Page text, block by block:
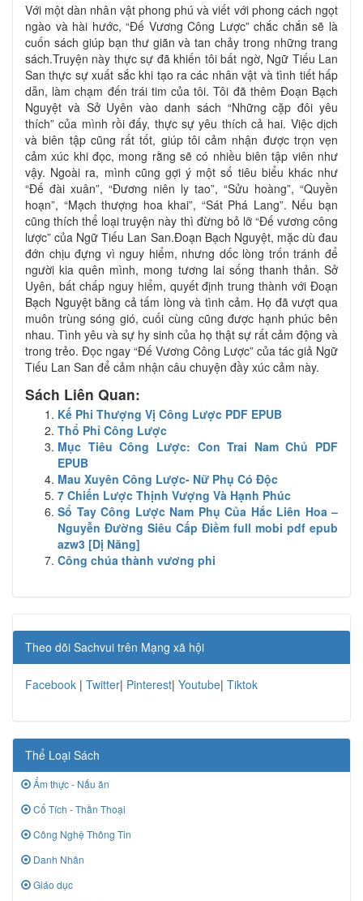
Với một dàn nhân vật phong phú và viết với phong cách ngọt
ngào và hài hước, “Đế Vương Công Lược” chắc chắn sẽ là
cuốn sách giúp bạn thư giãn và tan chảy trong những trang
sách.Truyện này thực sự đã khiến tôi bất ngờ, Ngữ Tiếu Lan
San thực sự xuất sắc khi tạo ra các nhân vật và tình tiết hấp
dẫn, làm chạm đến trái tim của tôi. Tôi đã thêm Đoạn Bạch
Nguyệt và Sở Uyên vào danh sách “Những cặp đôi yêu
thích” của mình rồi đấy, thực sự yêu thích cả hai. Việc dịch
và biên tập cũng rất tốt, giúp tôi cảm nhận được trọn vẹn
cảm xúc khi đọc, mong rằng sẽ có nhiều biên tập viên như
vậy. Ngoài ra, mình cũng gợi ý một số tiêu biểu khác như
“Đế đài xuân”, “Đương niên ly tao”, “Sửu hoàng”, “Quyền
hoạn”, “Mạch thượng hoa khai”, “Sát Phá Lang”. Nếu bạn
cũng thích thể loại truyện này thì đừng bỏ lỡ “Đế vương công
lược” của Ngữ Tiếu Lan San.Đoạn Bạch Nguyệt, mặc dù đau
đớn chịu đựng vì nguy hiểm, nhưng dốc lòng trốn tránh để
người kia quên mình, mong tương lai sống thanh thản. Sở
Uyên, bất chấp nguy hiểm, quyết định trung thành với Đoạn
Bạch Nguyệt bằng cả tấm lòng và tình cảm. Họ đã vượt qua
muôn trùng sóng gió, cuối cùng cũng được hạnh phúc bên
nhau. Tình yêu và sự hy sinh của họ thật sự rất cảm động và
trong trẻo. Đọc ngay “Đế Vương Công Lược” của tác giả Ngữ
Tiếu Lan San để cảm nhận câu chuyện đầy xúc cảm này.
Sách Liên Quan:
Kế Phi Thượng Vị Công Lược PDF EPUB
Thổ Phỉ Công Lược
Mục Tiêu Công Lược: Con Trai Nam Chủ PDF
EPUB
Mau Xuyên Công Lược- Nữ Phụ Có Độc
7 Chiến Lược Thịnh Vượng Và Hạnh Phúc
Sổ Tay Công Lược Nam Phụ Của Hắc Liên Hoa –
Nguyễn Đường Siêu Cấp Điềm full mobi pdf epub
azw3 [Dị Năng]
Công chúa thành vương phi
Theo dõi Sachvui trên Mạng xã hội
Facebook | Twitter| Pinterest| Youtube| Tiktok
Thể Loại Sách
Ẩm thực - Nấu ăn
Cổ Tích - Thần Thoại
Công Nghệ Thông Tin
Danh Nhân
Giáo dục